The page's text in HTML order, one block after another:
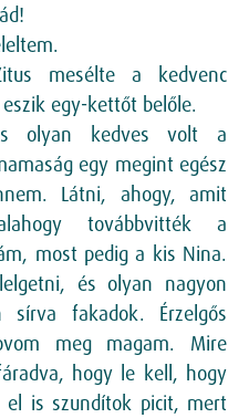
mesélte a kedvenc
egy-kettőt belőle.
olyan kedves volt a
egy megint egész
Látni, ahogy, amit
továbbvitték a
most pedig a kis Nina.
és olyan nagyon
fakadok. Érzelgős
meg magam. Mire
hogy le kell, hogy
el is szundítok picit, mert